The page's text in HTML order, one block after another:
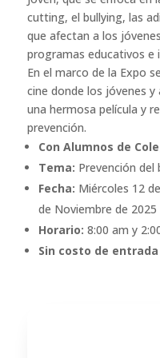
cutting, el bullying, las
que afectan a los
programas educativos e
En el marco de la Expo
cine donde los jóvenes
una hermosa película y
prevención.
Con Alumnos de
Tema: Prevención del
Fecha: Miércoles 12
de Noviembre de 2025
Horario: 8:00 am y
Sin costo de entrada